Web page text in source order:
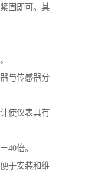
固即可。其
与传感器分
使仪表具有
40倍。
于安装和维